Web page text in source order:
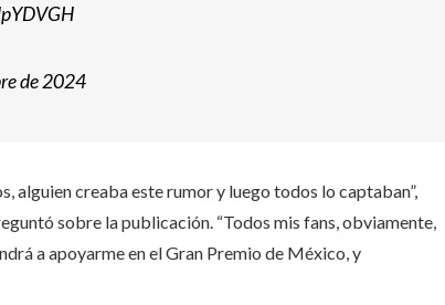
de 2024
alguien creaba este rumor y luego todos lo captaban”,
sobre la publicación. “Todos mis fans, obviamente,
a apoyarme en el Gran Premio de México, y